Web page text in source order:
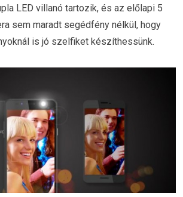
LED villanó tartozik, és az előlapi 5
sem maradt segédfény nélkül, hogy
is jó szelfiket készíthessünk.